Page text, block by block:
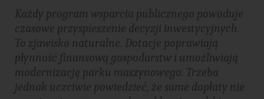
Każdy program wsparcia publicznego powoduje
czasowe przyspieszenie decyzji inwestycyjnych.
To zjawisko naturalne. Dotacje poprawiają
płynność finansową gospodarstw i umożliwiają
modernizację parku maszynowego. Trzeba
jednak uczciwie powiedzieć, że same dopłaty nie